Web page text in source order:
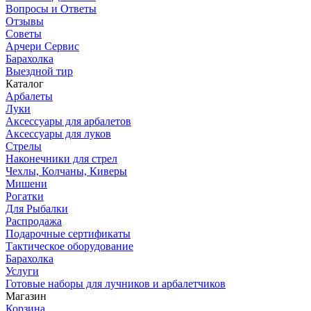
Вопросы и Ответы
Отзывы
Советы
Арчери Сервис
Барахолка
Выездной тир
Каталог
Арбалеты
Луки
Аксессуары для арбалетов
Аксессуары для луков
Стрелы
Наконечники для стрел
Чехлы, Колчаны, Киверы
Мишени
Рогатки
Для Рыбалки
Распродажа
Подарочные сертификаты
Тактическое оборудование
Барахолка
Услуги
Готовые наборы для лучников и арбалетчиков
Магазин
Корзина